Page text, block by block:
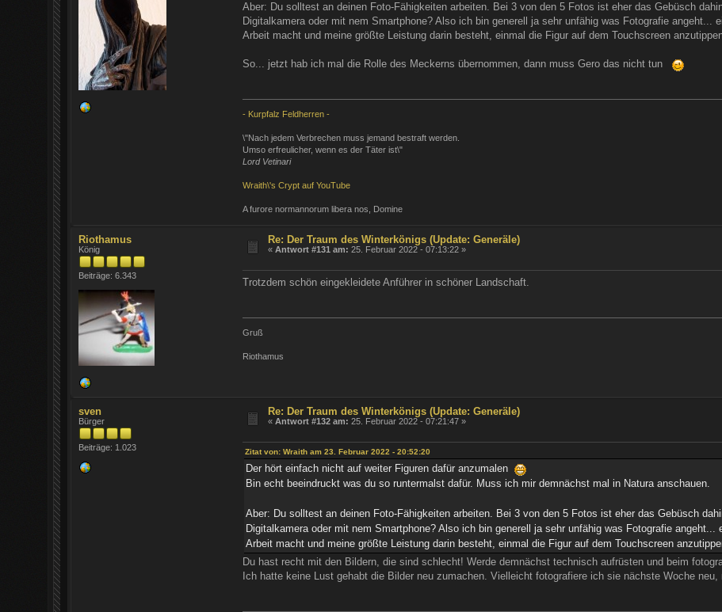
Aber: Du solltest an deinen Foto-Fähigkeiten arbeiten. Bei 3 von den 5 Fotos ist eher das Gebüsch
Digitalkamera oder mit nem Smartphone? Also ich bin generell ja sehr unfähig was Fotografie
Arbeit macht und meine größte Leistung darin besteht, einmal die Figur auf dem Touchscreen
So... jetzt hab ich mal die Rolle des Meckerns übernommen, dann muss Gero das nicht tun
- Kurpfalz Feldherren -
\"Nach jedem Verbrechen muss jemand bestraft werden.
Umso erfreulicher, wenn es der Täter ist\"
Lord Vetinari
Wraith\'s Crypt auf YouTube
A furore normannorum libera nos, Domine
Riothamus
König
Beiträge: 6.343
Re: Der Traum des Winterkönigs (Update: Generäle)
«Antwort #131 am: 25. Februar 2022 - 07:13:22 »
Trotzdem schön eingekleidete Anführer in schöner Landschaft.
Gruß
Riothamus
sven
Bürger
Beiträge: 1.023
Re: Der Traum des Winterkönigs (Update: Generäle)
«Antwort #132 am: 25. Februar 2022 - 07:21:47 »
Zitat von: Wraith am 23. Februar 2022 - 20:52:20
Der hört einfach nicht auf weiter Figuren dafür anzumalen
Bin echt beeindruckt was du so runtermalst dafür. Muss ich mir demnächst mal in Natura anschauen.
Aber: Du solltest an deinen Foto-Fähigkeiten arbeiten. Bei 3 von den 5 Fotos ist eher das Gebüsch
Digitalkamera oder mit nem Smartphone? Also ich bin generell ja sehr unfähig was Fotografie
Arbeit macht und meine größte Leistung darin besteht, einmal die Figur auf dem Touchscreen
Du hast recht mit den Bildern, die sind schlecht! Werde demnächst technisch aufrüsten und beim
Ich hatte keine Lust gehabt die Bilder neu zumachen. Vielleicht fotografiere ich sie nächste Woche